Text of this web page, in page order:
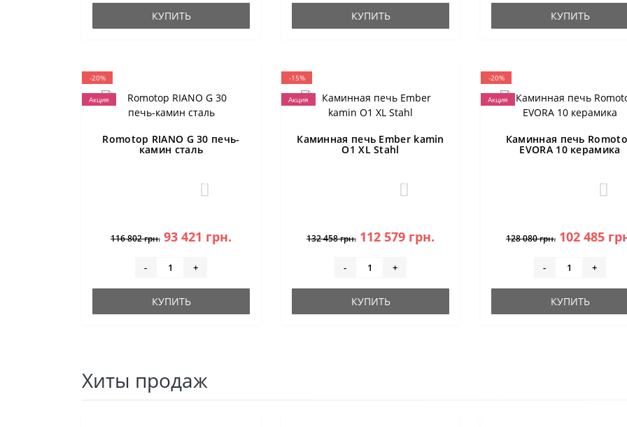
КУПИТЬ КУПИТЬ КУПИТЬ
-20%
Акция
Romotop RIANO G 30 печь-
камин сталь
3
116 802 грн. 93 421 грн.
- +
КУПИТЬ
-15%
Акция
Каминная печь Ember kamin
O1 XL Stahl
0
132 458 грн. 112 579 грн.
- +
КУПИТЬ
-20%
Акция
Каминная печь
EVORA 10 керамика
1
128 080 грн. 102 485
- +
КУПИТЬ
Хиты продаж